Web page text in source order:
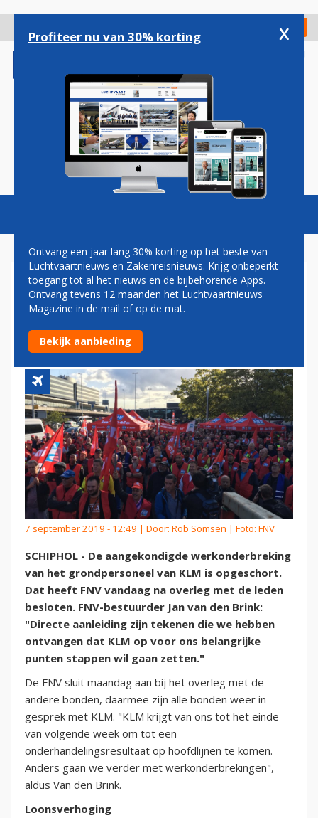
gaan
Check in
Magazine Podcasts Vacatures
FNV SCHORT
WERKONDERBREKING
GRONDPERSONEEL KLM OP
7 september 2019 - 12:49 | Door: Rob Somsen | Foto: FNV
SCHIPHOL - De aangekondigde werkonderbreking
van het grondpersoneel van KLM is opgeschort.
Dat heeft FNV vandaag na overleg met de leden
besloten. FNV-bestuurder Jan van den Brink:
"Directe aanleiding zijn tekenen die we hebben
ontvangen dat KLM op voor ons belangrijke
punten stappen wil gaan zetten."
De FNV sluit maandag aan bij het overleg met de
andere bonden, daarmee zijn alle bonden weer in
gesprek met KLM. "KLM krijgt van ons tot het einde
van volgende week om tot een
onderhandelingsresultaat op hoofdlijnen te komen.
Anders gaan we verder met werkonderbrekingen",
aldus Van den Brink.
Loonsverhoging
Profiteer nu van 30% korting x
Ontvang een jaar lang 30% korting op het beste van
Luchtvaartnieuws en Zakenreisnieuws. Krijg onbeperkt
toegang tot al het nieuws en de bijbehorende Apps.
Ontvang tevens 12 maanden het Luchtvaartnieuws
Magazine in de mail of op de mat.
Bekijk aanbieding